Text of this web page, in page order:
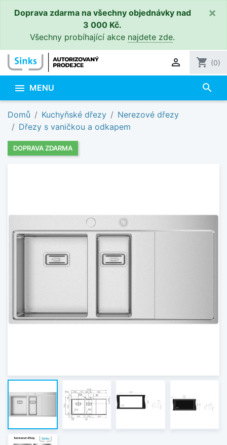
Doprava zdarma na všechny objednávky nad
3 000 Kč.
Všechny probíhající akce najdete zde.
×
 shopping_cart (0)
 MENU search
Domů Kuchyňské dřezy
Nerezové dřezy
Dřezy s vaničkou a odkapem
DOPRAVA ZDARMA